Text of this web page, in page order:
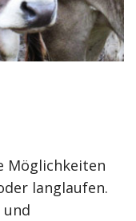
Möglichkeiten
langlaufen.